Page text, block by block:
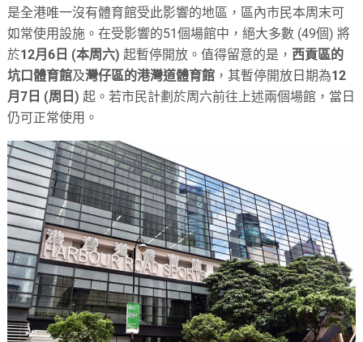
是全港唯一沒有體育館受此影響的地區，區內市民本周末可
如常使用設施。在受影響的51個場館中，絕大多數 (49個) 將
於12月6日 (本周六)起暫停開放。值得留意的是， 西貢區的
坑口體育館及灣仔區的港灣道體育館 ，其暫停開放日期為12
月7日 (周日)起。若市民計劃於周六前往上述兩個場館，當日
仍可正常使用。